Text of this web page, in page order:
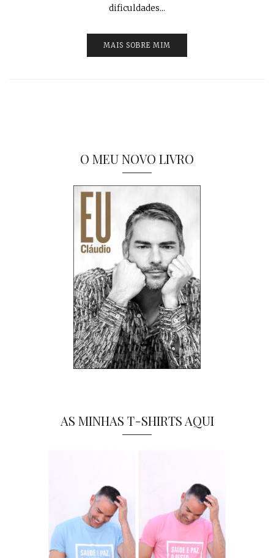
dificuldades...
MAIS SOBRE MIM
O MEU NOVO LIVRO
AS MINHAS T-SHIRTS AQUI